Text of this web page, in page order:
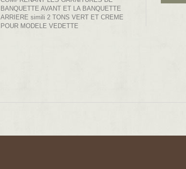
BANQUETTE AVANT ET LA BANQUETTE
ARRIERE simili 2 TONS VERT ET CREME
POUR MODELE VEDETTE